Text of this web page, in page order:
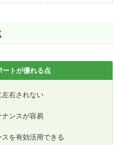
ートが優れる点
左右されない
ンスが容易
を有効活用できる